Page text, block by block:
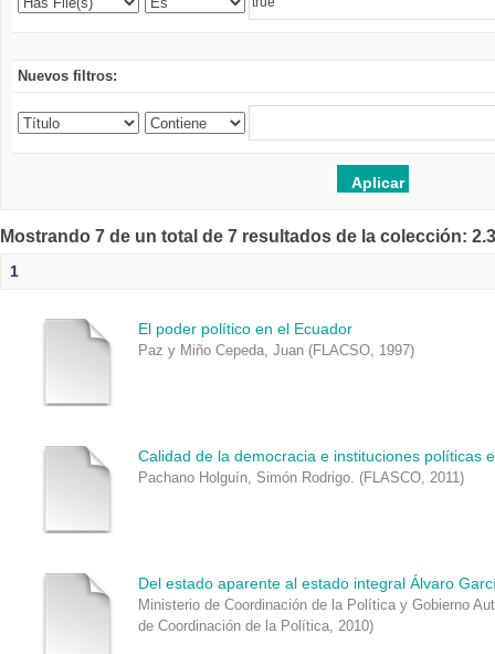
Nuevos filtros:
Mostrando 7 de un total de 7 resultados de la colección:
1
El poder político en el Ecuador
Paz y Miño Cepeda, Juan (FLACSO, 1997)
Calidad de la democracia e instituciones políticas
Pachano Holguín, Simón Rodrigo. (FLASCO, 2011)
Del estado aparente al estado integral Álvaro
Ministerio de Coordinación de la Política y Gobierno
de Coordinación de la Política, 2010)